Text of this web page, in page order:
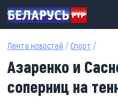
Перейти к основному
Лента новостей / Спорт /
Азаренко и
соперниц на